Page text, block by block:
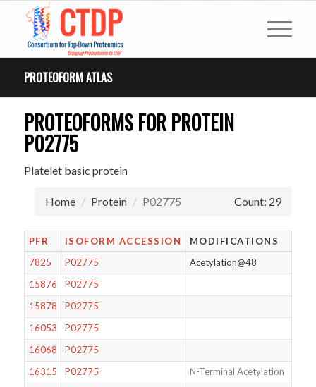
PROTEOFORM ATLAS
PROTEOFORMS FOR PROTEIN
P02775
Platelet basic protein
Home Protein P02775 Count: 29
PFR ISOFORM ACCESSION MODIFICATIONS
7825
P02775 Acetylation@48
15876
P02775
15878
P02775
16053
P02775
16068
P02775
16315
P02775 N-Terminal Acetylation